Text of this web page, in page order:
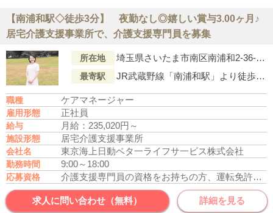
【南浦和駅◇徒歩3分】 夜勤なし◎嬉しい賞与3.00ヶ月♪
居宅介護支援事業所で、介護支援専門員を募集
所在地 埼玉県さいたま市南区南浦和2-36-11 カトレヤビル2階
最寄駅 JR武蔵野線「南浦和駅」より徒歩3分
職種 ケアマネージャー
雇用形態 正社員
給与 月給：235,020円～
施設形態 居宅介護支援事業所
会社名 東京海上日動ベタ一ライフサ一ビス株式会社
勤務時間 9:00～18:00
応募資格 介護支援専門員の資格をお持ちの方、運転免許あれば尚可
求人に問い合わせ（無料） 詳細を見る